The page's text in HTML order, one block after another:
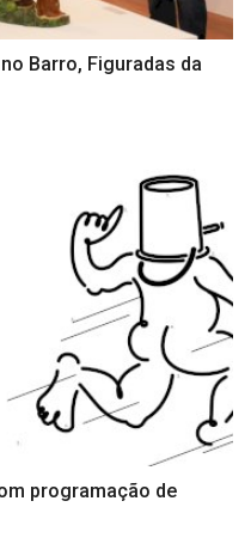
Barro, Figuradas da
programação de